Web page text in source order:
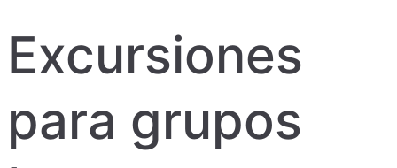
Excursiones
para grupos